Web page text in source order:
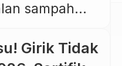
aturan tata
6/2026),
sampah
mendapat
Girik Tidak